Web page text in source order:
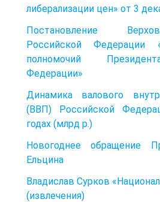
либерализации цен» от 3
Постановление
Российской Федерации
полномочий
Федерации»
Динамика валового
(ВВП) Российской
годах (млрд р.)
Новогоднее обращение
Ельцина
Владислав Сурков
(извлечения)